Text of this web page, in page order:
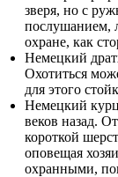
зверя, но с
послушанием,
охране, как
Немецкий
Охотиться
для этого
Немецкий
веков назад.
короткой
оповещая
охранными,